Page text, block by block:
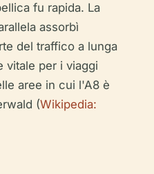
fu rapida. La
assorbì
del traffico a lunga
vitale per i viaggi
aree in cui l'A8 è
(Wikipedia: